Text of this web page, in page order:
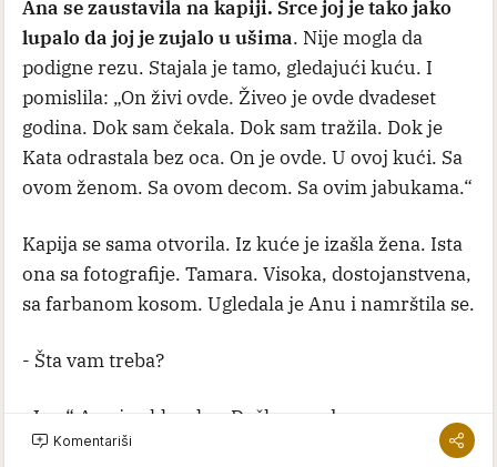
Ana se zaustavila na kapiji. Srce joj je tako jako
lupalo da joj je zujalo u ušima. Nije mogla da
podigne rezu. Stajala je tamo, gledajući kuću. I
pomislila: „On živi ovde. Živeo je ovde dvadeset
godina. Dok sam čekala. Dok sam tražila. Dok je
Kata odrastala bez oca. On je ovde. U ovoj kući. Sa
ovom ženom. Sa ovom decom. Sa ovim jabukama.“
Kapija se sama otvorila. Iz kuće je izašla žena. Ista
ona sa fotografije. Tamara. Visoka, dostojanstvena,
sa farbanom kosom. Ugledala je Anu i namrštila se.
- Šta vam treba?
„Ja...“ Ana je oklevala. „Došla sam da
vidimSergeja.“
Komentariši